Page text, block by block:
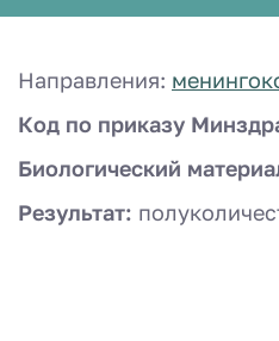
Направления:
Код по приказу
Биологический
Результат: